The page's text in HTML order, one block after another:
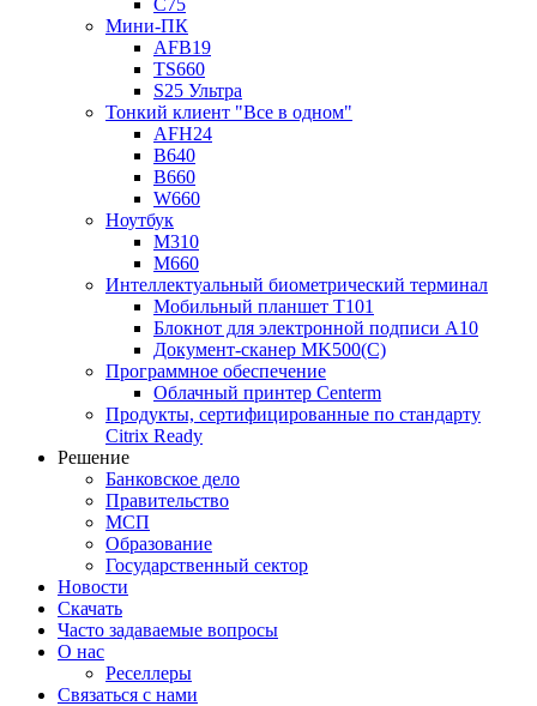
C75
Мини-ПК
AFB19
TS660
S25 Ультра
Тонкий клиент "Все в одном"
AFH24
В640
В660
W660
Ноутбук
М310
М660
Интеллектуальный биометрический терминал
Мобильный планшет Т101
Блокнот для электронной подписи A10
Документ-сканер MK500(C)
Программное обеспечение
Облачный принтер Centerm
Продукты, сертифицированные по стандарту
Citrix Ready
Решение
Банковское дело
Правительство
МСП
Образование
Государственный сектор
Новости
Скачать
Часто задаваемые вопросы
О нас
Реселлеры
Связаться с нами